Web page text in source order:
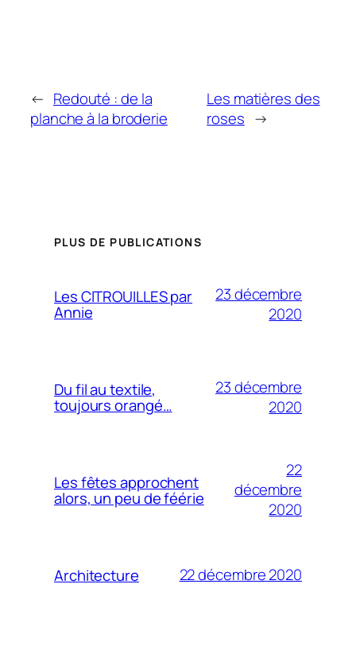
← Redouté : de la
planche à la broderie
Les matières des
roses →
PLUS DE PUBLICATIONS
Les CITROUILLES par
Annie
23 décembre
2020
Du fil au textile,
toujours orangé…
23 décembre
2020
Les fêtes approchent
alors, un peu de féérie
22
décembre
2020
Architecture 22 décembre 2020